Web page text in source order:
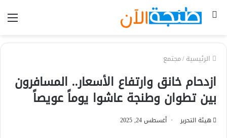
بحث
الرئيسية/مجتمع
ازدحام خانق وارتفاع الأسعار.. المسافرون
بين تطوان وطنجة عاشوا يوماً عويصاً
هيئة التحرير أغسطس 24, 2025